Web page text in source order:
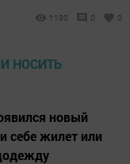
1130 0 0
новый
себе жилет или